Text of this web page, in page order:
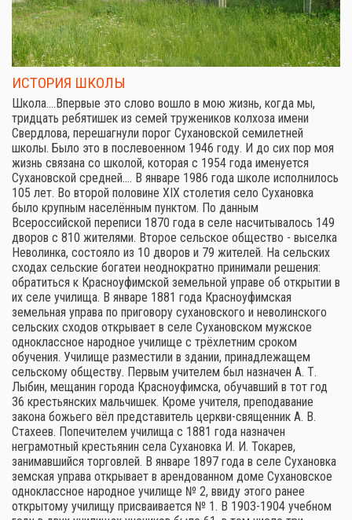
ИСТОРИЯ ШКОЛЫ
Школа.…Впервые это слово вошло в мою жизнь, когда мы,
тридцать ребятишек из семей тружеников колхоза имени
Свердлова, перешагнули порог Сухановской семилетней
школы. Было это в послевоенном 1946 году. И до сих пор моя
жизнь связана со школой, которая с 1954 года именуется
Сухановской средней.… В январе 1986 года школе исполнилось
105 лет. Во второй половине XIX столетия село Сухановка
было крупным населённым пунктом. По данным
Всероссийской переписи 1870 года в селе насчитывалось 149
дворов с 810 жителями. Второе сельское общество - выселка
Неволинка, состояло из 10 дворов и 79 жителей. На сельских
сходах сельские богатеи неоднократно принимали решения:
обратиться к Красноуфимской земельной управе об открытии в
их селе училища. В январе 1881 года Красноуфимская
земельная управа по приговору сухановского и неволинского
сельских сходов открывает в селе Сухановском мужское
одноклассное народное училище с трёхлетним сроком
обучения. Училище разместили в здании, принадлежащем
сельскому обществу. Первым учителем был назначен А. Т.
Лыбин, мещанин города Красноуфимска, обучавший в тот год
36 крестьянских мальчишек. Кроме учителя, преподавание
закона божьего вёл представитель церкви-священник А. В.
Стахеев. Попечителем училища с 1881 года назначен
неграмотный крестьянин села Сухановка И. И. Токарев,
занимавшийся торговлей. В январе 1897 года в селе Сухановка
земская управа открывает в арендованном доме Сухановское
одноклассное народное училище № 2, ввиду этого ранее
открытому училищу присваивается № 1. В 1903-1904 учебном